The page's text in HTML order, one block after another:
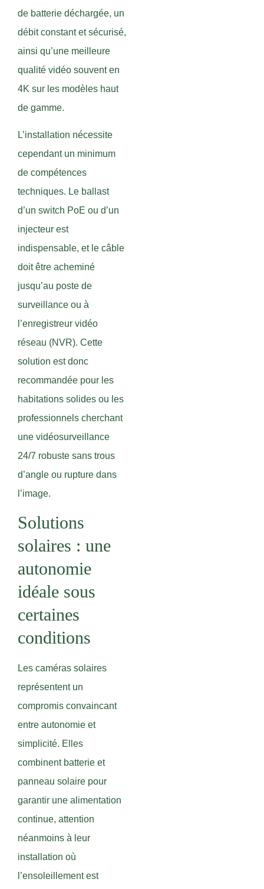
de batterie déchargée, un
débit constant et sécurisé,
ainsi qu’une meilleure
qualité vidéo souvent en
4K sur les modèles haut
de gamme.
L’installation nécessite
cependant un minimum
de compétences
techniques. Le ballast
d’un switch PoE ou d’un
injecteur est
indispensable, et le câble
doit être acheminé
jusqu’au poste de
surveillance ou à
l’enregistreur vidéo
réseau (NVR). Cette
solution est donc
recommandée pour les
habitations solides ou les
professionnels cherchant
une vidéosurveillance
24/7 robuste sans trous
d’angle ou rupture dans
l’image.
Solutions
solaires : une
autonomie
idéale sous
certaines
conditions
Les caméras solaires
représentent un
compromis convaincant
entre autonomie et
simplicité. Elles
combinent batterie et
panneau solaire pour
garantir une alimentation
continue, attention
néanmoins à leur
installation où
l’ensoleillement est